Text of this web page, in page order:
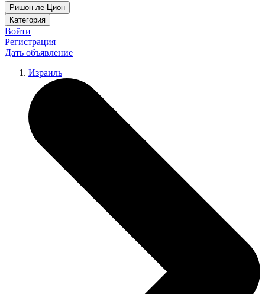
Ришон-ле-Цион
Категория
Войти
Регистрация
Дать объявление
Израиль